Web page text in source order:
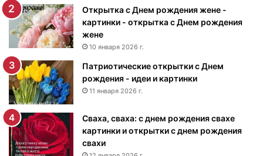
с
Д
н
м
р
о
ж
д
е
н
и
я
Открытка с Днем рождения жене -
картинки - открытка с Днем рождения
жене
10 января 2026 г.
Патриотические открытки с Днем
рождения - идеи и картинки
11 января 2026 г.
Сваха, сваха: с днем рождения свахе
картинки и открытки с днем рождения
свахи